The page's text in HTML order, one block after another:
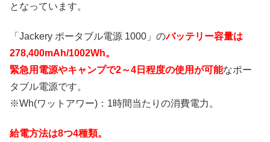
となっています。
「Jackery ポータブル電源 1000」のバッテリー容量は
278,400mAh/1002Wh。
緊急用電源やキャンプで2～4日程度の使用が可能なポー
タブル電源です。
※Wh(ワットアワー)：1時間当たりの消費電力。
給電方法は8つ4種類。